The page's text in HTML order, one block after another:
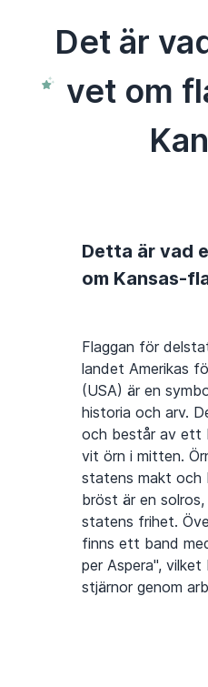
Det är
vet om
Detta är vad
om Kansas-
Flaggan för
landet Amerikas
(USA) är en
historia och arv.
och består av ett
vit örn i mitten.
statens makt och
bröst är en
statens frihet.
finns ett band
per Aspera",
stjärnor genom